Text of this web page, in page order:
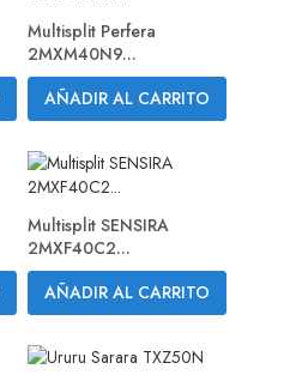
Multisplit Perfera
2MXM40N9...
AÑADIR AL CARRITO
Multisplit SENSIRA
2MXF40C2...
AÑADIR AL CARRITO